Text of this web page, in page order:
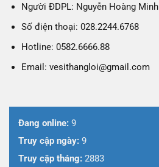
Người ĐDPL: Nguyễn Hoàng Minh
Số điện thoại: 028.2244.6768
Hotline: 0582.6666.88
Email: vesithangloi@gmail.com
Đang online: 9
Truy cập ngày: 9
Truy cập tháng: 2883